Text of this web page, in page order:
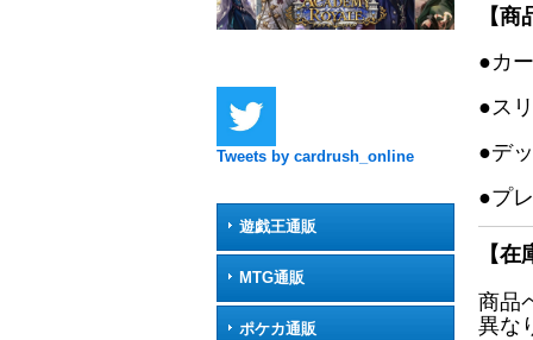
Tweets by cardrush_online
遊戯王通販
MTG通販
ポケカ通販
【
●カ
●ス
●デ
●プ
【
商品
異な